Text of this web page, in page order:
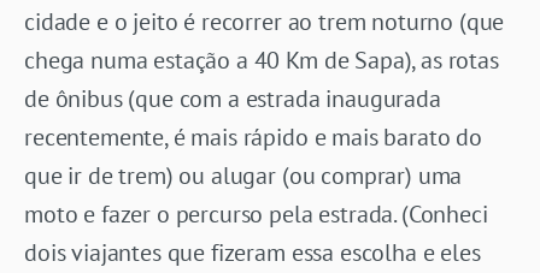
cidade e o jeito é recorrer ao trem noturno (que
chega numa estação a 40 Km de Sapa), as rotas
de ônibus (que com a estrada inaugurada
recentemente, é mais rápido e mais barato do
que ir de trem) ou alugar (ou comprar) uma
moto e fazer o percurso pela estrada. (Conheci
dois viajantes que fizeram essa escolha e eles